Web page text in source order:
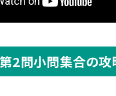
2問小問集合の攻